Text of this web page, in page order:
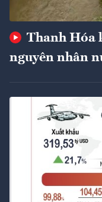
Thanh Hóa
nguyên nhân